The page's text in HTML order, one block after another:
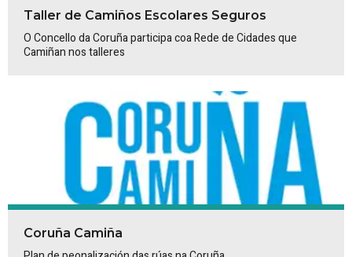
Taller de Camiños Escolares Seguros
O Concello da Coruña participa coa Rede de Cidades que
Camiñan nos talleres
Coruña Camiña